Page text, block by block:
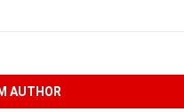
AUTHOR